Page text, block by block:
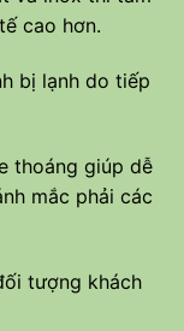
cao hơn.
bị lạnh do tiếp
thoáng giúp dễ
mắc phải các
tượng khách